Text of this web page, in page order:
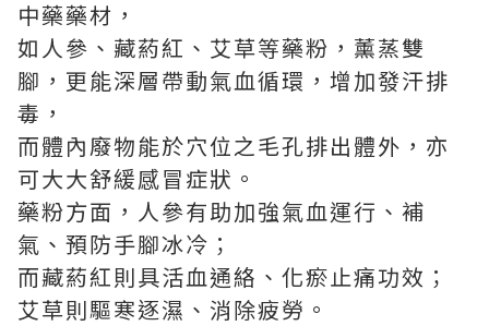
中藥藥材，
如人參、藏葯紅、艾草等藥粉，薰蒸雙
腳，更能深層帶動氣血循環，增加發汗排
毒，
而體內廢物能於穴位之毛孔排出體外，亦
可大大舒緩感冒症狀。
藥粉方面，人參有助加強氣血運行、補
氣、預防手腳冰冷；
而藏葯紅則具活血通絡、化瘀止痛功效；
艾草則驅寒逐濕、消除疲勞。